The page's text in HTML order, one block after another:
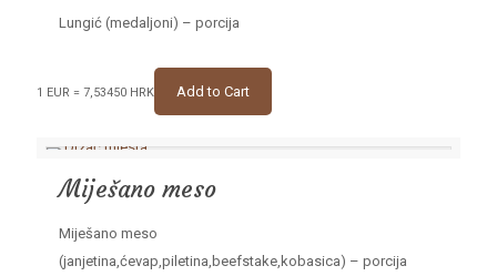
Lungić (medaljoni) – porcija
1 EUR = 7,53450 HRK Add to Cart
Miješano meso
Miješano meso
(janjetina,ćevap,piletina,beefstake,kobasica) – porcija